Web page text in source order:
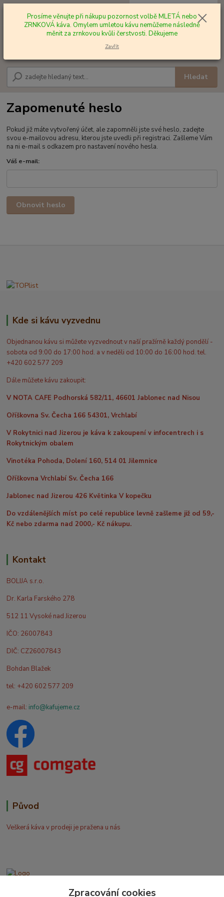
Hledat
+420 602 577 209 za0,00 Kč
Zapomenuté heslo
Pokud již máte vytvořený účet, ale zapomněli jste své heslo, zadejte
svou e-mailovou adresu, kterou jste uvedli při registraci. Zašleme Vám
na ni e-mail s odkazem pro nastavení nového hesla.
Váš e-mail:
Obnovit heslo
Kde si kávu vyzvednu
Objednanou kávu si můžete vyzvednout v naší pražírně každý pondělí -
sobota od 9:00 do 17:00 hod. a v neděli od 10:00 do 16:00 hod. tel.
+420 602 577 209
Dále můžete kávu zakoupit:
V NOTA CAFE Podhorská 582/11, 46601 Jablonec nad Nisou
Oříškovna Sv. Čecha 166 54301, Vrchlabí
V Rokytnici nad Jizerou je káva k zakoupení v infocentrech i s
Rokytnickým obalem
Vinotéka Pohoda, Dolení 160, 514 01 Jilemnice
Oříškovna Vrchlabí Sv. Čecha 166
Jablonec nad Jizerou 426 Květinka V kopečku
Do vzdálenějších míst po celé republice levně zašleme již od 59,-
Kč nebo zdarma nad 2000,- Kč nákupu.
Kontakt
BOLIJA s.r.o.
Dr. Karla Farského 278
512 11 Vysoké nad Jizerou
IČO: 26007843
DIČ: CZ26007843
Bohdan Blažek
tel: +420 602 577 209
e-mail: info@kafujeme.cz
Původ
Veškerá káva v prodeji je pražena u nás
Prosíme věnujte při nákupu pozornost volbě MLETÁ nebo
ZRNKOVÁ káva. Omylem umletou kávu nemůžeme následně
měnit za zrnkovou kvůli čerstvosti. Děkujeme
Zavřít
Zpracování cookies